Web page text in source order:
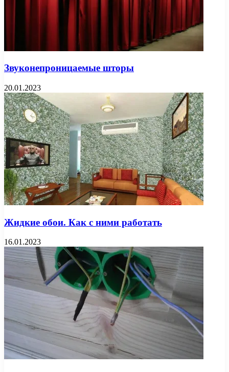
Звуконепроницаемые шторы
20.01.2023
Жидкие обои. Как с ними работать
16.01.2023